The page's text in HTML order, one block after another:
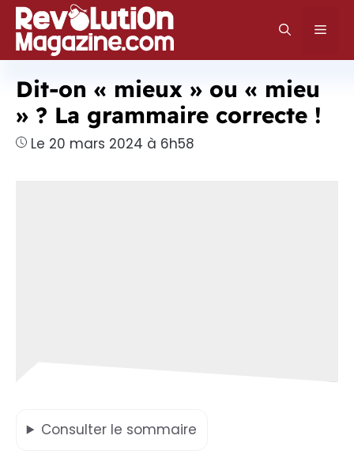
Aller
au
contenu
Dit-on « mieux » ou « mieu
» ? La grammaire correcte !
Le 20 mars 2024 à 6h58
Consulter le sommaire